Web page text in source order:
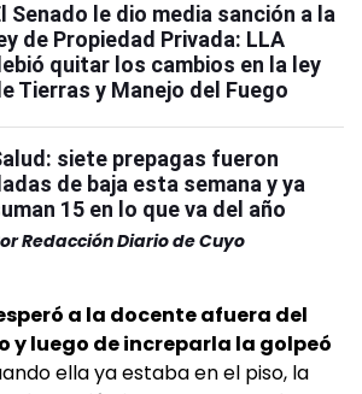
Senado le dio media sanción a la
de Propiedad Privada: LLA
quitar los cambios en la ley
Tierras y Manejo del Fuego
siete prepagas fueron
de baja esta semana y ya
15 en lo que va del año
Redacción Diario de Cuyo
a la docente afuera del
y luego de increparla la golpeó
ella ya estaba en el piso, la